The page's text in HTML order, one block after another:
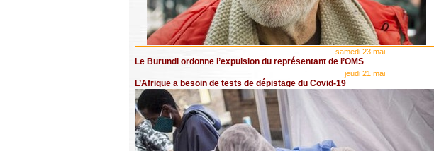
samedi 23 mai
Le Burundi ordonne l’expulsion du représentant de l’OMS
jeudi 21 mai
L’Afrique a besoin de tests de dépistage du Covid-19